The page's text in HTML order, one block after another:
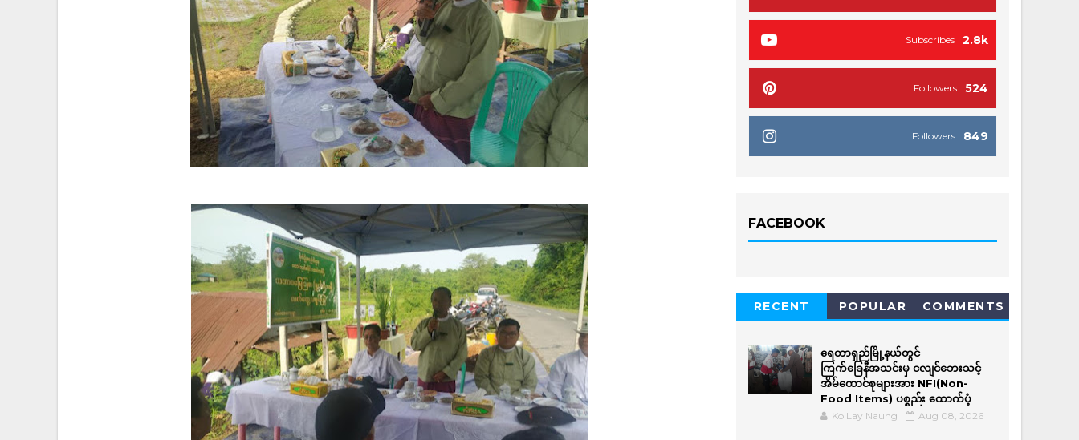
2.8k
Subscribes
524
Followers
849
Followers
FACEBOOK
RECENT POPULAR COMMENTS
ရေတာရှည်မြို့နယ်တွင်
ကြက်ခြေနီအသင်းမှ ငလျင်ဘေးသင့်
အိမ်‌ထောင်စုများအား NFI(Non-
Food Items) ပစ္စည်း ထောက်ပံ့
Ko Lay Naung Aug 08, 2026